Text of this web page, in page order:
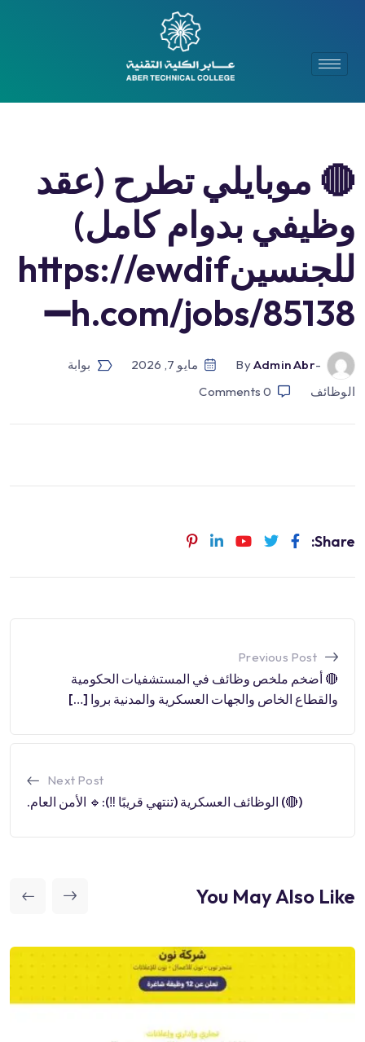
🔴 موبايلي تطرح (عقد
وظيفي بدوام كامل)
للجنسينhttps://ewdif
h.com/jobs/85138➖
-by
Admin Abr مايو 7, 2026
بوابة
الوظائف
0
Comments
Share:
Previous Post
🔴 أضخم ملخص وظائف في المستشفيات الحكومية
والقطاع الخاص والجهات العسكرية والمدنية بروا […]
Next Post
(🔴) الوظائف العسكرية (تنتهي قريبًا ‼️):🔹 الأمن العام.
You May Also Like